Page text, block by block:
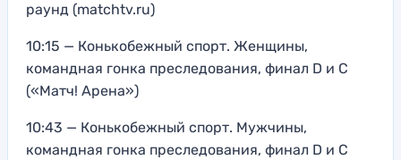
раунд (matchtv.ru)
10:15 — Конькобежный спорт. Женщины,
командная гонка преследования, финал D и С
(«Матч! Арена»)
10:43 — Конькобежный спорт. Мужчины,
командная гонка преследования, финал D и С